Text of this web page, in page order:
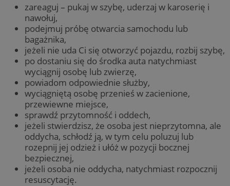
zareaguj – pukaj w szybę, uderzaj w karoserię i
nawołuj,
podejmuj próbę otwarcia samochodu lub
bagażnika,
jeżeli nie uda Ci się otworzyć pojazdu, rozbij szybę,
po dostaniu się do środka auta natychmiast
wyciągnij osobę lub zwierzę,
powiadom odpowiednie służby,
wyciągniętą osobę przenieś w zacienione,
przewiewne miejsce,
sprawdź przytomność i oddech,
jeżeli stwierdzisz, że osoba jest nieprzytomna, ale
oddycha, schłodź ją, w tym celu poluzuj lub
rozepnij jej odzież i ułóż w pozycji bocznej
bezpiecznej,
jeżeli osoba nie oddycha, natychmiast rozpocznij
resuscytację.